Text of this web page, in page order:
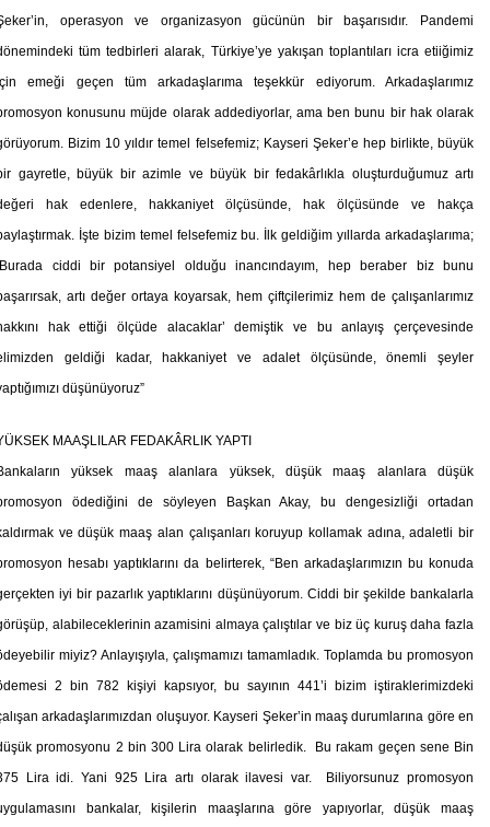
operasyon ve organizasyon gücünün bir başarısıdır. Pandemi
tüm tedbirleri alarak, Türkiye’ye yakışan toplantıları icra etiiğimiz
emeği geçen tüm arkadaşlarıma teşekkür ediyorum. Arkadaşlarımız
konusunu müjde olarak addediyorlar, ama ben bunu bir hak olarak
Bizim 10 yıldır temel felsefemiz; Kayseri Şeker’e hep birlikte, büyük
gayretle, büyük bir azimle ve büyük bir fedakârlıkla oluşturduğumuz artı
hak edenlere, hakkaniyet ölçüsünde, hak ölçüsünde ve hakça
İşte bizim temel felsefemiz bu. İlk geldiğim yıllarda arkadaşlarıma;
ciddi bir potansiyel olduğu inancındayım, hep beraber biz bunu
artı değer ortaya koyarsak, hem çiftçilerimiz hem de çalışanlarımız
hak ettiği ölçüde alacaklar’ demiştik ve bu anlayış çerçevesinde
geldiği kadar, hakkaniyet ve adalet ölçüsünde, önemli şeyler
düşünüyoruz”
MAAŞLILAR FEDAKÂRLIK YAPTI
yüksek maaş alanlara yüksek, düşük maaş alanlara düşük
ödediğini de söyleyen Başkan Akay, bu dengesizliği ortadan
ve düşük maaş alan çalışanları koruyup kollamak adına, adaletli bir
hesabı yaptıklarını da belirterek, “Ben arkadaşlarımızın bu konuda
iyi bir pazarlık yaptıklarını düşünüyorum. Ciddi bir şekilde bankalarla
alabileceklerinin azamisini almaya çalıştılar ve biz üç kuruş daha fazla
miyiz? Anlayışıyla, çalışmamızı tamamladık. Toplamda bu promosyon
2 bin 782 kişiyi kapsıyor, bu sayının 441’i bizim iştiraklerimizdeki
arkadaşlarımızdan oluşuyor. Kayseri Şeker’in maaş durumlarına göre en
promosyonu 2 bin 300 Lira olarak belirledik. Bu rakam geçen sene Bin
Lira idi. Yani 925 Lira artı olarak ilavesi var. Biliyorsunuz promosyon
bankalar, kişilerin maaşlarına göre yapıyorlar, düşük maaş